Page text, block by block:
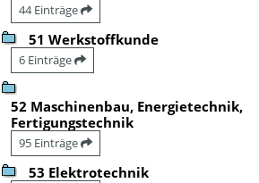
44 Einträge
51 Werkstoffkunde
6 Einträge
52 Maschinenbau, Energietechnik,
Fertigungstechnik
95 Einträge
53 Elektrotechnik